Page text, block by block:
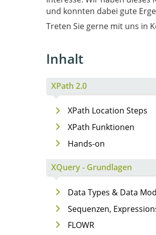
und konnten dabei gute
Treten Sie gerne mit uns in
Inhalt
XPath 2.0
XPath Location Steps
XPath Funktionen
Hands-on
XQuery - Grundlagen
Data Types & Data
Sequenzen,
FLOWR